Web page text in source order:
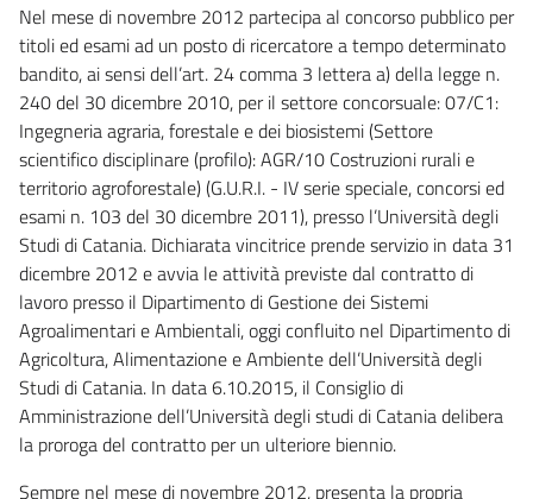
Nel mese di novembre 2012 partecipa al concorso pubblico per
titoli ed esami ad un posto di ricercatore a tempo determinato
bandito, ai sensi dell’art. 24 comma 3 lettera a) della legge n.
240 del 30 dicembre 2010, per il settore concorsuale: 07/C1:
Ingegneria agraria, forestale e dei biosistemi (Settore
scientifico disciplinare (profilo): AGR/10 Costruzioni rurali e
territorio agroforestale) (G.U.R.I. - IV serie speciale, concorsi ed
esami n. 103 del 30 dicembre 2011), presso l’Università degli
Studi di Catania. Dichiarata vincitrice prende servizio in data 31
dicembre 2012 e avvia le attività previste dal contratto di
lavoro presso il Dipartimento di Gestione dei Sistemi
Agroalimentari e Ambientali, oggi confluito nel Dipartimento di
Agricoltura, Alimentazione e Ambiente dell’Università degli
Studi di Catania. In data 6.10.2015, il Consiglio di
Amministrazione dell’Università degli studi di Catania delibera
la proroga del contratto per un ulteriore biennio.
Sempre nel mese di novembre 2012, presenta la propria